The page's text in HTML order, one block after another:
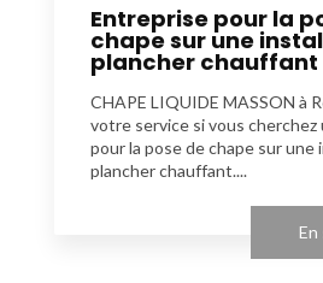
Entreprise pour la
chape sur une
plancher chauffant
CHAPE LIQUIDE MASSON à
votre service si vous
pour la pose de chape sur une
plancher chauffant....
En